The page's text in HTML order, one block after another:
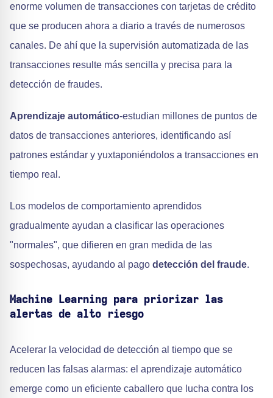
enorme volumen de transacciones con tarjetas de crédito
que se producen ahora a diario a través de numerosos
canales. De ahí que la supervisión automatizada de las
transacciones resulte más sencilla y precisa para la
detección de fraudes.
Aprendizaje automático-estudian millones de puntos de
datos de transacciones anteriores, identificando así
patrones estándar y yuxtaponiéndolos a transacciones en
tiempo real.
Los modelos de comportamiento aprendidos
gradualmente ayudan a clasificar las operaciones
"normales", que difieren en gran medida de las
sospechosas, ayudando al pago detección del fraude.
Machine Learning para priorizar las
alertas de alto riesgo
Acelerar la velocidad de detección al tiempo que se
reducen las falsas alarmas: el aprendizaje automático
emerge como un eficiente caballero que lucha contra los